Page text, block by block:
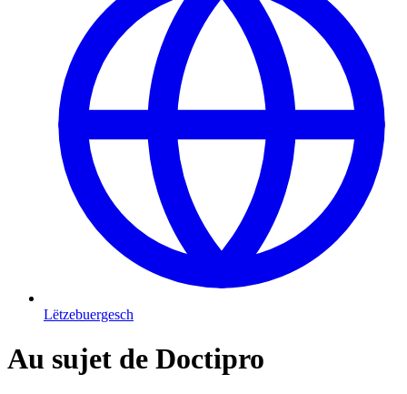
Lëtzebuergesch
Au sujet de Doctipro